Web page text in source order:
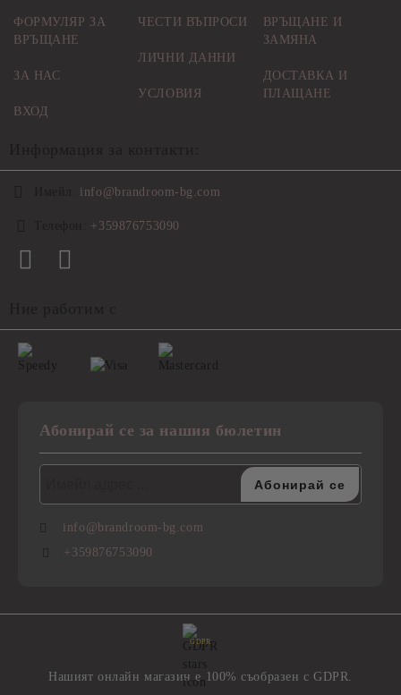
ФОРМУЛЯР ЗА
ВРЪЩАНЕ
ЗА НАС
ВХОД
ЧЕСТИ ВЪПРОСИ
ЛИЧНИ ДАННИ
УСЛОВИЯ
ВРЪЩАНЕ И
ЗАМЯНА
ДОСТАВКА И
ПЛАЩАНЕ
info@brandroom-bg.com
+359876753090
Абонирай се за нашия бюлетин
info@brandroom-bg.com
+359876753090
GDPR
Нашият онлайн магазин е 100% съобразен с GDPR.